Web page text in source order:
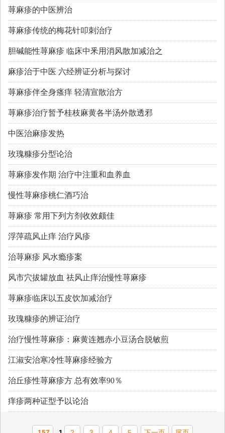
荨麻疹的中医辨治
荨麻疹传统的梅花针叩刺治疗
胆碱能性荨麻疹 临床中釆用消风散加减治之
麻疹治于中医 六经辨证分析与探讨
荨麻疹伴全身瘙痒 轻清宣散治方
荨麻疹治疗暂予桂枝麻黄各半汤外散透邪
中医治麻疹发热
玫瑰糠疹分型论治
荨麻疹发作期 治疗中注重和血养血
慢性荨麻疹桃仁酒巧治
荨麻疹 常用下列方剂收效颇佳
浮萍疏风止痒 治疗风疹
治荨麻疹 风水瘾疹案
风市穴拔罐放血 祛风止痒治慢性荨麻疹
荨麻疹临床以五皮饮加减治疗
玫瑰糠疹的辨证治疗
治疗慢性荨麻疹：麻黄连翘赤小豆汤合脱敏煎
江淑安治寒冷性荨麻疹经验方
治丘疹性荨麻疹方 总有效率90％
痒疹两种证型予以论治